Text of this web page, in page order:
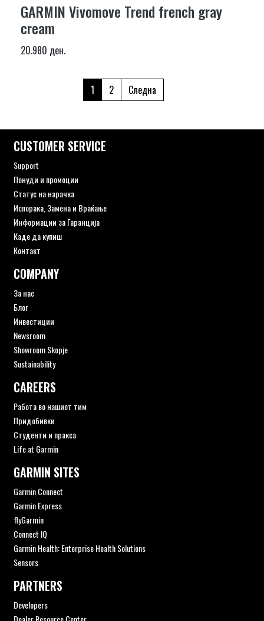
GARMIN Vivomove Trend french gray
cream
20.980 ден.
1 2 Следна
CUSTOMER SERVICE
Support
Понуди и промоции
Статус на нарачка
Испорака, Замена и Враќање
Информации за Гаранција
Каде да купиш
Контакт
COMPANY
За нас
Блог
Инвестиции
Newsroom
Showroom Skopje
Sustainability
CAREERS
Работа во нашиот тим
Придобивки
Студенти и пракса
Life at Garmin
GARMIN SITES
Garmin Connect
Garmin Express
flyGarmin
Connect IQ
Garmin Health: Enterprise Health Solutions
Sensors
PARTNERS
Developers